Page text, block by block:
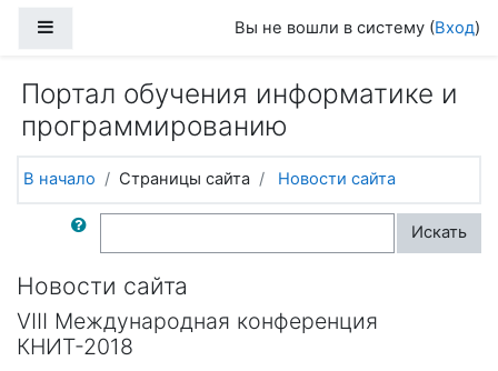
Вы не вошли в систему (Вход)
Портал обучения информатике и
программированию
В начало Страницы сайта Новости сайта
Поиск по форумам Искать
Новости сайта
VIII Международная конференция
КНИТ-2018